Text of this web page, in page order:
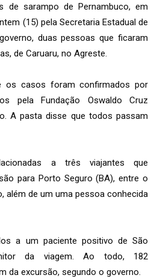
de sarampo de Pernambuco, em
(15) pela Secretaria Estadual de
duas pessoas que ficaram
de Caruaru, no Agreste.
os casos foram confirmados por
pela Fundação Oswaldo Cruz
A pasta disse que todos passam
a três viajantes que
para Porto Seguro (BA), entre o
além de um uma pessoa conhecida
a um paciente positivo de São
da viagem. Ao todo, 182
da excursão, segundo o governo.